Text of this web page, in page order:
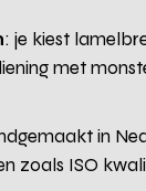
: je kiest
met
in
zoals ISO